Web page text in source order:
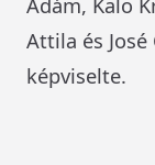
Attila és José
képviselte.